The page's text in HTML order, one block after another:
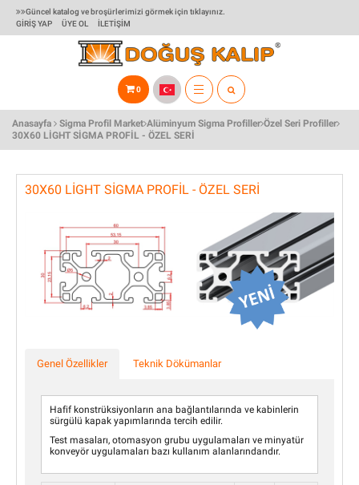
Güncel katalog ve broşürlerimizi görmek için tıklayınız.
GIRIŞ YAP
ÜYE OL İLETIŞIM
0
TOGGLE
NAVIGATION
Anasayfa Sigma Profil Market Alüminyum Sigma Profiller Özel Seri Profiller
30X60 LIGHT SIGMA PROFIL - ÖZEL SERI
30X60 LIGHT SIGMA PROFIL - ÖZEL SERI
Genel Özellikler Teknik Dökümanlar
Hafif konstrüksiyonların ana bağlantılarında ve kabinlerin
sürgülü kapak yapımlarında tercih edilir.
Test masaları, otomasyon grubu uygulamaları ve minyatür
konveyör uygulamaları bazı kullanım alanlarındandır.